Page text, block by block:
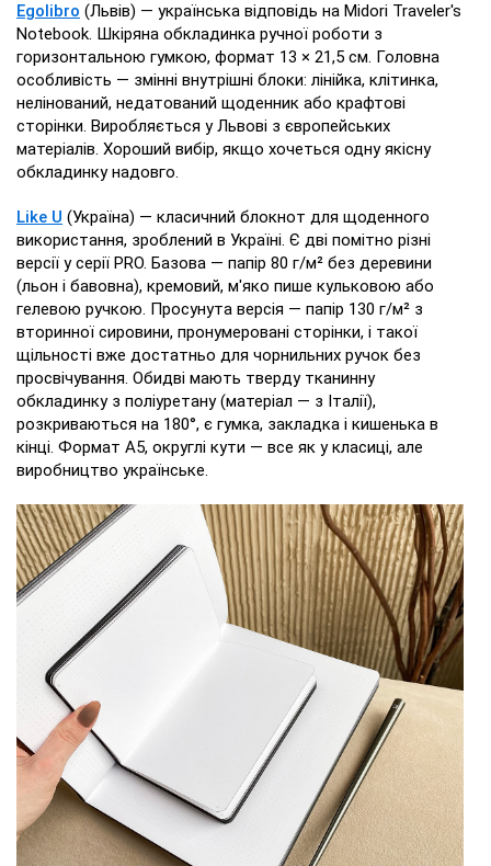
Egolibro (Львів) — українська відповідь на Midori Traveler's
Notebook. Шкіряна обкладинка ручної роботи з
горизонтальною гумкою, формат 13 × 21,5 см. Головна
особливість — змінні внутрішні блоки: лінійка, клітинка,
нелінований, недатований щоденник або крафтові
сторінки. Виробляється у Львові з європейських
матеріалів. Хороший вибір, якщо хочеться одну якісну
обкладинку надовго.
Like U (Україна) — класичний блокнот для щоденного
використання, зроблений в Україні. Є дві помітно різні
версії у серії PRO. Базова — папір 80 г/м² без деревини
(льон і бавовна), кремовий, м'яко пише кульковою або
гелевою ручкою. Просунута версія — папір 130 г/м² з
вторинної сировини, пронумеровані сторінки, і такої
щільності вже достатньо для чорнильних ручок без
просвічування. Обидві мають тверду тканинну
обкладинку з поліуретану (матеріал — з Італії),
розкриваються на 180°, є гумка, закладка і кишенька в
кінці. Формат А5, округлі кути — все як у класиці, але
виробництво українське.